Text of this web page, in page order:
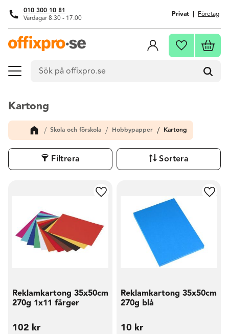
Meny
010 300 10 81
Vardagar 8.30 - 17.00 Privat Företag
Favoriter
Kartong
Skola och förskola Hobbypapper Kartong
Filtrera Sortera
Reklamkartong 35x50cm
270g 1x11 färger
102 kr
Lägg till i favoriter
Reklamkartong 35x50cm
270g blå
10 kr